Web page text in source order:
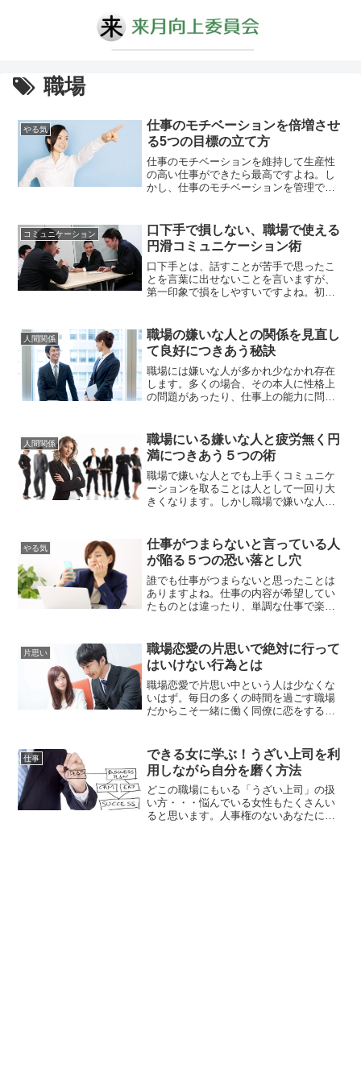
職場
やる気
仕事のモチベーションを倍増させ
る5つの目標の立て方
仕事のモチベーションを維持して生産性
の高い仕事ができたら最高ですよね。し
かし、仕事のモチベーションを管理でき
く高い生産性を上げるには、仕事に対す
るモチベーションのセルフマネジメント
が不可欠なのです。では、仕事のモチベ
ーションをマネジメントするのに必...
コミュニケーション
口下手で損しない、職場で使える
円滑コミュニケーション術
口下手とは、話すことが苦手で思ったこ
とを言葉に出せないことを言いますが、
第一印象で損をしやすいですよね。初対
りやすい人の方が印象が良いからです。
特に人見知りの人にとっては、口下手な
人と会話しなくてはいけない状態は苦痛
以外の何ものでもありません。しか...
人間関係
職場の嫌いな人との関係を見直し
て良好につきあう秘訣
職場には嫌いな人が多かれ少なかれ存在
します。多くの場合、その本人に性格上
の問題があったり、仕事上の能力に問題
ているわけですから、うまく噛み合わな
かったり、互いに好意を抱くことができ
ないなんてことは当たり前のことですよ
ね。しかし、社会人となったら、個...
人間関係
職場にいる嫌いな人と疲労無く円
満につきあう５つの術
職場で嫌いな人とでも上手くコミュニケ
ーションを取ることは人として一回り大
きくなります。しかし職場で嫌いな人が
な何かしらの我慢をしているものです。
人間はそれぞれ別の環境で産まれて、別
の環境で育っているので、気が合わない
人ができるのは当然のことで、社会...
やる気
仕事がつまらないと言っている人
が陥る５つの恐い落とし穴
誰でも仕事がつまらないと思ったことは
ありますよね。仕事の内容が希望してい
たものとは違ったり、単調な仕事で楽し
は、みんな違います。しかし、子供のこ
ろから憧れていた職業に就いたとして
も、つまらないと思う事はあるのです。
そう考えると、この会社しか内定もら...
片思い
職場恋愛の片思いで絶対に行って
はいけない行為とは
職場恋愛で片思い中という人は少なくな
いはず。毎日の多くの時間を過ごす職場
だからこそ一緒に働く同僚に恋をすると
い一線や気を付けておきたいマナーがあ
るのも現実です。職場恋愛で片思いをし
たとしても自分にとっては心高鳴る恋に
変わりはないため周りが見えなくな...
仕事
できる女に学ぶ！うざい上司を利
用しながら自分を磨く方法
どこの職場にもいる「うざい上司」の扱
い方・・・悩んでいる女性もたくさんい
ると思います。人事権のないあなたにで